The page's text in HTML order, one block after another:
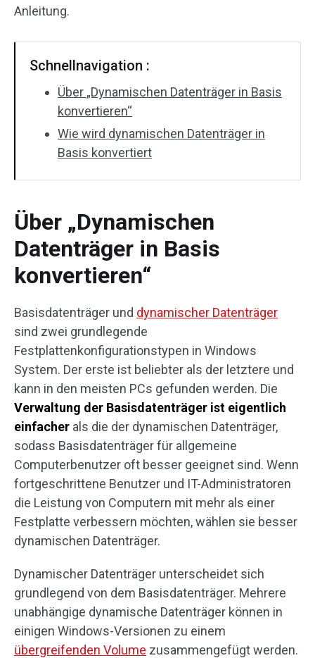
Anleitung.
Schnellnavigation :
Über „Dynamischen Datenträger in Basis
konvertieren“
Wie wird dynamischen Datenträger in
Basis konvertiert
Über „Dynamischen
Datenträger in Basis
konvertieren“
Basisdatenträger und dynamischer Datenträger
sind zwei grundlegende
Festplattenkonfigurationstypen in Windows
System. Der erste ist beliebter als der letztere und
kann in den meisten PCs gefunden werden. Die
Verwaltung der Basisdatenträger ist eigentlich
einfacher als die der dynamischen Datenträger,
sodass Basisdatenträger für allgemeine
Computerbenutzer oft besser geeignet sind. Wenn
fortgeschrittene Benutzer und IT-Administratoren
die Leistung von Computern mit mehr als einer
Festplatte verbessern möchten, wählen sie besser
dynamischen Datenträger.
Dynamischer Datenträger unterscheidet sich
grundlegend von dem Basisdatenträger. Mehrere
unabhängige dynamische Datenträger können in
einigen Windows-Versionen zu einem
übergreifenden Volume zusammengefügt werden.